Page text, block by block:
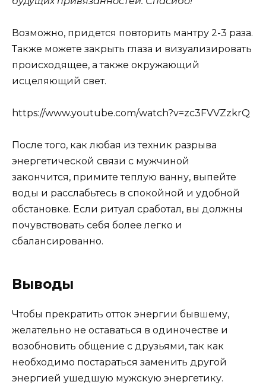
Возможно, придется повторить мантру 2-3 раза.
Также можете закрыть глаза и визуализировать
происходящее, а также окружающий
исцеляющий свет.
https://www.youtube.com/watch?v=zc3FVVZzkrQ
После того, как любая из техник разрыва
энергетической связи с мужчиной
закончится, примите теплую ванну, выпейте
воды и расслабьтесь в спокойной и удобной
обстановке. Если ритуал сработал, вы должны
почувствовать себя более легко и
сбалансированно.
Выводы
Чтобы прекратить отток энергии бывшему,
желательно не оставаться в одиночестве и
возобновить общение с друзьями, так как
необходимо постараться заменить другой
энергией ушедшую мужскую энергетику.